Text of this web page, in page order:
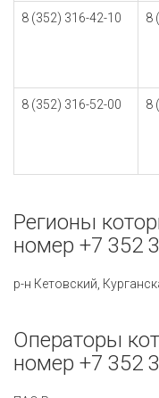
8 (352) 316-42-10 8
8 (352) 316-52-00 8
Регионы
номер +7 352
р-н Кетовский,
Операторы
номер +7 352